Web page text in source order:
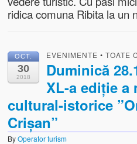
ridica comuna Ribita la un
OCT.
30
2018
EVENIMENTE •TOATE
Duminică
XL-a ediție a
cultural-istorice
Crișan”
ByOperator turism